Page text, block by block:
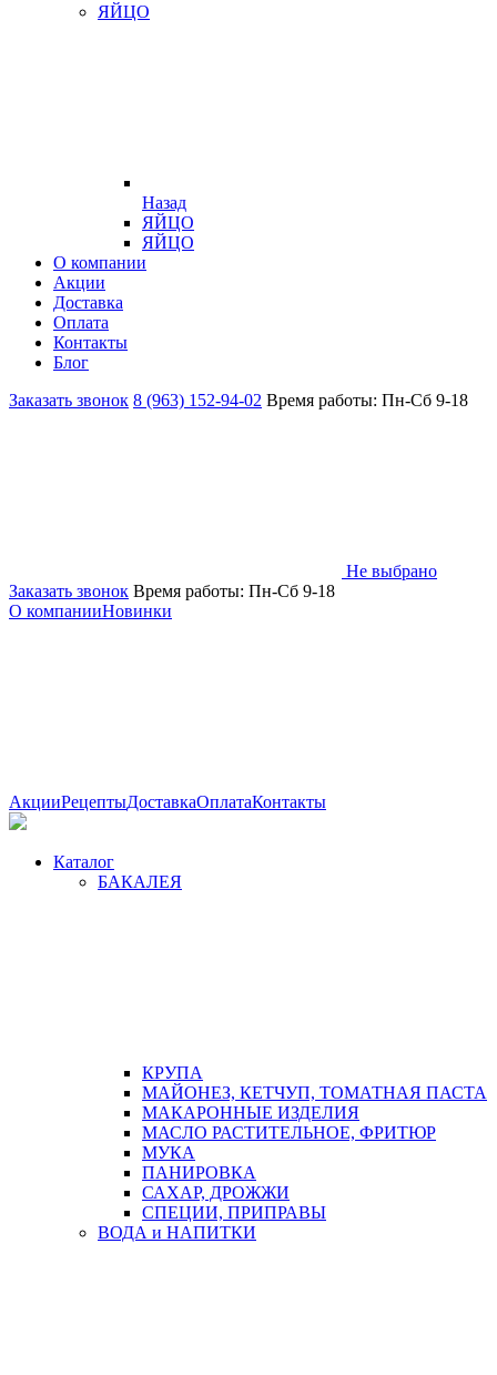
ЯЙЦО
Назад
ЯЙЦО
ЯЙЦО
О компании
Акции
Доставка
Оплата
Контакты
Блог
Заказать звонок 8 (963) 152-94-02 Время работы: Пн-Сб 9-18
Не выбрано
Заказать звонок Время работы: Пн-Сб 9-18
О компанииНовинки
АкцииРецептыДоставкаОплатаКонтакты
Каталог
БАКАЛЕЯ
КРУПА
МАЙОНЕЗ, КЕТЧУП, ТОМАТНАЯ ПАСТА
МАКАРОННЫЕ ИЗДЕЛИЯ
МАСЛО РАСТИТЕЛЬНОЕ, ФРИТЮР
МУКА
ПАНИРОВКА
САХАР, ДРОЖЖИ
СПЕЦИИ, ПРИПРАВЫ
ВОДА и НАПИТКИ